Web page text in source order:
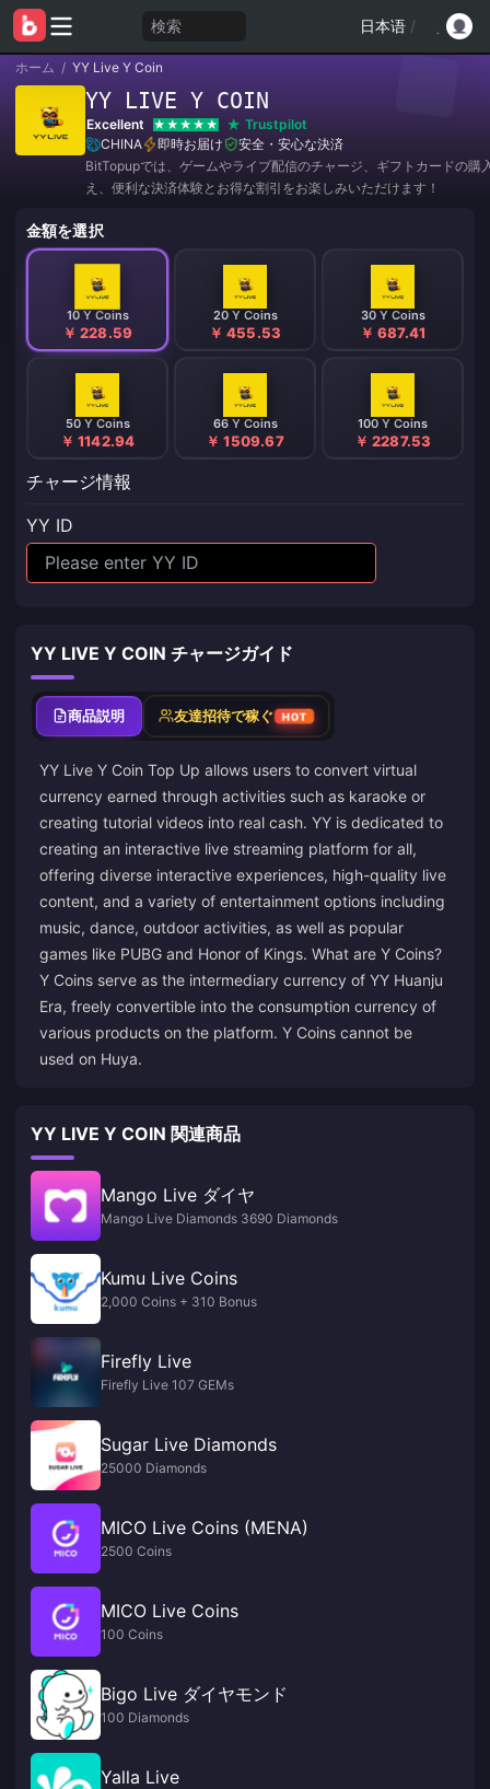
検索 日本语 /
ホーム / YY Live Y Coin
YY LIVE Y COIN
Excellent
Trustpilot
CHINA
即時お届け
安全・安心な決済
BitTopupでは、ゲームやライブ配信のチャージ、ギフトカードの購
え、便利な決済体験とお得な割引をお楽しみいただけます！
金額を選択
10 Y Coins
￥ 228.59
20 Y Coins
￥ 455.53
30 Y Coins
￥ 687.41
50 Y Coins
￥ 1142.94
66 Y Coins
￥ 1509.67
100 Y Coins
￥ 2287.53
チャージ情報
YY ID
YY LIVE Y COIN チャージガイド
商品説明 友達招待で稼ぐ HOT
YY Live Y Coin Top Up allows users to convert virtual
currency earned through activities such as karaoke or
creating tutorial videos into real cash. YY is dedicated to
creating an interactive live streaming platform for all,
offering diverse interactive experiences, high-quality live
content, and a variety of entertainment options including
music, dance, outdoor activities, as well as popular
games like PUBG and Honor of Kings. What are Y Coins?
Y Coins serve as the intermediary currency of YY Huanju
Era, freely convertible into the consumption currency of
various products on the platform. Y Coins cannot be
used on Huya.
YY LIVE Y COIN 関連商品
Mango Live ダイヤ
Mango Live Diamonds 3690 Diamonds
Kumu Live Coins
2,000 Coins + 310 Bonus
Firefly Live
Firefly Live 107 GEMs
Sugar Live Diamonds
25000 Diamonds
MICO Live Coins (MENA)
2500 Coins
MICO Live Coins
100 Coins
Bigo Live ダイヤモンド
100 Diamonds
Yalla Live